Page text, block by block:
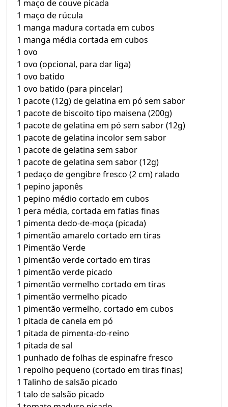
1 maço de couve picada
1 maço de rúcula
1 manga madura cortada em cubos
1 manga média cortada em cubos
1 ovo
1 ovo (opcional, para dar liga)
1 ovo batido
1 ovo batido (para pincelar)
1 pacote (12g) de gelatina em pó sem sabor
1 pacote de biscoito tipo maisena (200g)
1 pacote de gelatina em pó sem sabor (12g)
1 pacote de gelatina incolor sem sabor
1 pacote de gelatina sem sabor
1 pacote de gelatina sem sabor (12g)
1 pedaço de gengibre fresco (2 cm) ralado
1 pepino japonês
1 pepino médio cortado em cubos
1 pera média, cortada em fatias finas
1 pimenta dedo-de-moça (picada)
1 pimentão amarelo cortado em tiras
1 Pimentão Verde
1 pimentão verde cortado em tiras
1 pimentão verde picado
1 pimentão vermelho cortado em tiras
1 pimentão vermelho picado
1 pimentão vermelho, cortado em cubos
1 pitada de canela em pó
1 pitada de pimenta-do-reino
1 pitada de sal
1 punhado de folhas de espinafre fresco
1 repolho pequeno (cortado em tiras finas)
1 Talinho de salsão picado
1 talo de salsão picado